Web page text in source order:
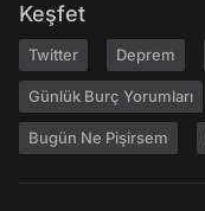
Keşfet
Twitter Deprem
Günlük Burç Yorumları
Bugün Ne Pişirsem